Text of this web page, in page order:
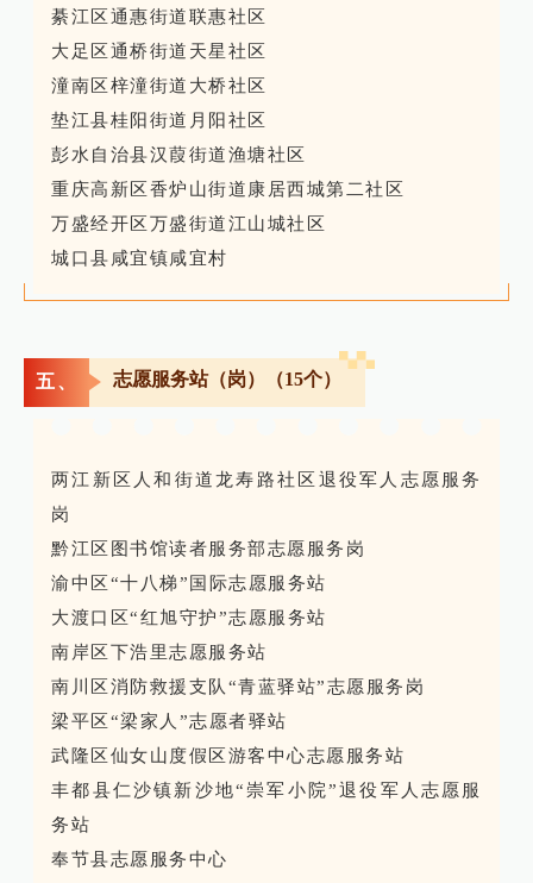
綦江区通惠街道联惠社区
大足区通桥街道天星社区
潼南区梓潼街道大桥社区
垫江县桂阳街道月阳社区
彭水自治县汉葭街道渔塘社区
重庆高新区香炉山街道康居西城第二社区
万盛经开区万盛街道江山城社区
城口县咸宜镇咸宜村
五、 志愿服务站（岗）（15个）
两江新区人和街道龙寿路社区退役军人志愿服务
岗
黔江区图书馆读者服务部志愿服务岗
渝中区“十八梯”国际志愿服务站
大渡口区“红旭守护”志愿服务站
南岸区下浩里志愿服务站
南川区消防救援支队“青蓝驿站”志愿服务岗
梁平区“梁家人”志愿者驿站
武隆区仙女山度假区游客中心志愿服务站
丰都县仁沙镇新沙地“崇军小院”退役军人志愿服
务站
奉节县志愿服务中心